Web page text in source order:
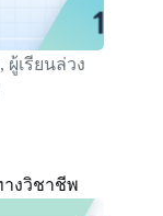
, ผู้เรียนล่วง
งวิชาชีพ